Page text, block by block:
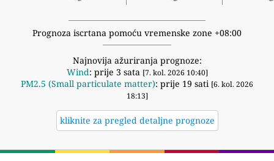
Prognoza iscrtana pomoću vremenske zone +08:00
Najnovija ažuriranja prognoze:
Wind: prije 3 sata [7. kol. 2026 10:40]
PM2.5 (Small particulate matter): prije 19 sati [6. kol. 2026
18:13]
kliknite za pregled detaljne prognoze